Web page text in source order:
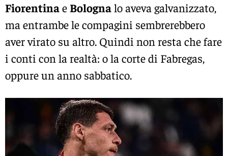
FiorentinaeBolognalo aveva galvanizzato,
ma entrambe le compagini sembrerebbero
aver virato su altro. Quindi non resta che fare
i conti con la realtà: o la corte di Fabregas,
oppure un anno sabbatico.